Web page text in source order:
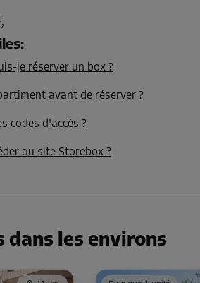
1,1m
m Haut:2m
:
je réserver un box ?
avant de réserver ?
codes d'accès ?
au site Storebox ?
dans les environs